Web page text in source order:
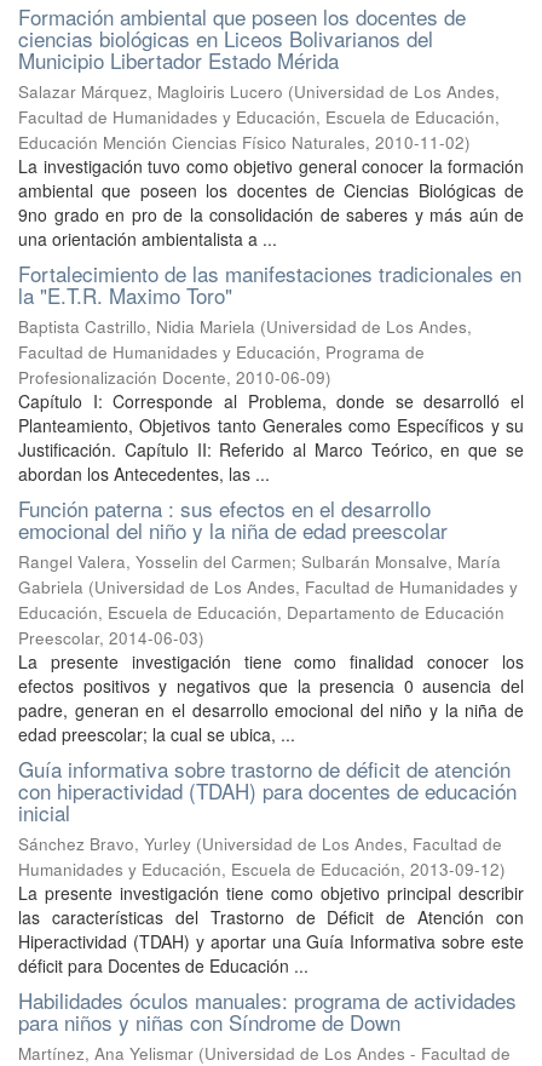
Formación ambiental que poseen los docentes de
ciencias biológicas en Liceos Bolivarianos del
Municipio Libertador Estado Mérida
Salazar Márquez, Magloiris Lucero (Universidad de Los Andes,
Facultad de Humanidades y Educación, Escuela de Educación,
Educación Mención Ciencias Físico Naturales, 2010-11-02)
La investigación tuvo como objetivo general conocer la formación
ambiental que poseen los docentes de Ciencias Biológicas de
9no grado en pro de la consolidación de saberes y más aún de
una orientación ambientalista a ...
Fortalecimiento de las manifestaciones tradicionales en
la "E.T.R. Maximo Toro"
Baptista Castrillo, Nidia Mariela (Universidad de Los Andes,
Facultad de Humanidades y Educación, Programa de
Profesionalización Docente, 2010-06-09)
Capítulo I: Corresponde al Problema, donde se desarrolló el
Planteamiento, Objetivos tanto Generales como Específicos y su
Justificación. Capítulo II: Referido al Marco Teórico, en que se
abordan los Antecedentes, las ...
Función paterna : sus efectos en el desarrollo
emocional del niño y la niña de edad preescolar
Rangel Valera, Yosselin del Carmen; Sulbarán Monsalve, María
Gabriela (Universidad de Los Andes, Facultad de Humanidades y
Educación, Escuela de Educación, Departamento de Educación
Preescolar, 2014-06-03)
La presente investigación tiene como finalidad conocer los
efectos positivos y negativos que la presencia 0 ausencia del
padre, generan en el desarrollo emocional del niño y la niña de
edad preescolar; la cual se ubica, ...
Guía informativa sobre trastorno de déficit de atención
con hiperactividad (TDAH) para docentes de educación
inicial
Sánchez Bravo, Yurley (Universidad de Los Andes, Facultad de
Humanidades y Educación, Escuela de Educación, 2013-09-12)
La presente investigación tiene como objetivo principal describir
las características del Trastorno de Déficit de Atención con
Hiperactividad (TDAH) y aportar una Guía Informativa sobre este
déficit para Docentes de Educación ...
Habilidades óculos manuales: programa de actividades
para niños y niñas con Síndrome de Down
Martínez, Ana Yelismar (Universidad de Los Andes - Facultad de